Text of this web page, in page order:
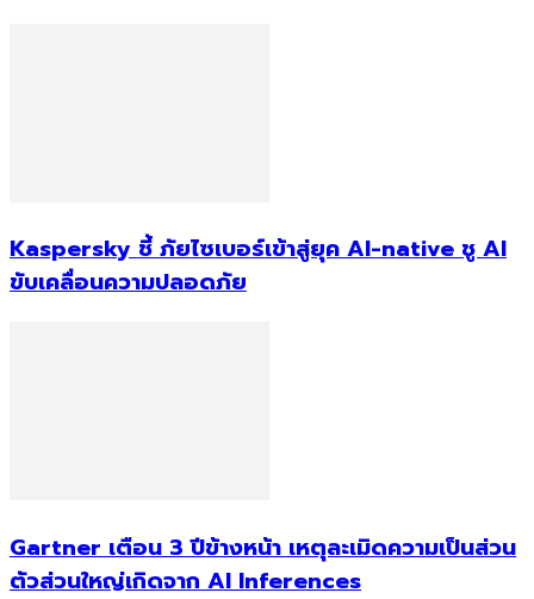
Kaspersky ชี้ ภัยไซเบอร์เข้าสู่ยุค AI-native ชู AI
ขับเคลื่อนความปลอดภัย
Gartner เตือน 3 ปีข้างหน้า เหตุละเมิดความเป็นส่วน
ตัวส่วนใหญ่เกิดจาก AI Inferences